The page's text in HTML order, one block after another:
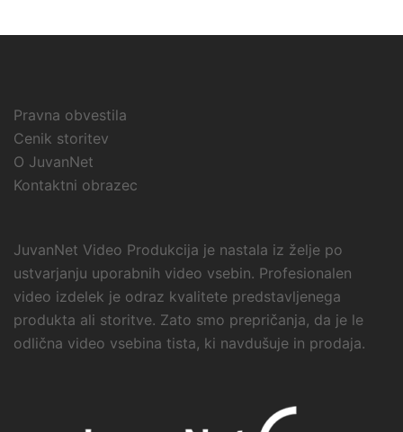
Pravna obvestila
Cenik storitev
O JuvanNet
Kontaktni obrazec
JuvanNet Video Produkcija je nastala iz želje po
ustvarjanju uporabnih video vsebin. Profesionalen
video izdelek je odraz kvalitete predstavljenega
produkta ali storitve. Zato smo prepričanja, da je le
odlična video vsebina tista, ki navdušuje in prodaja.